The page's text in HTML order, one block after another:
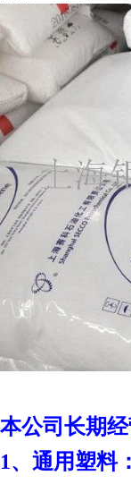
本公司长期
1、通用塑料